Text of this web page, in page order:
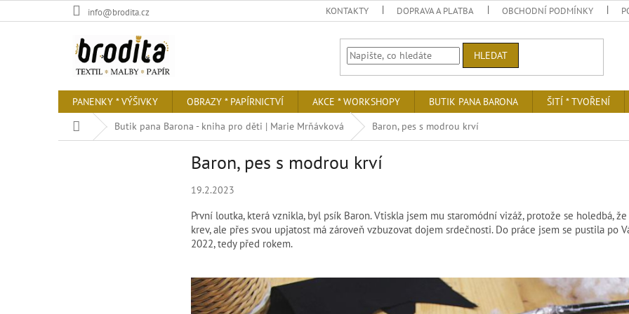
na
info@brodita.cz KONTAKTY DOPRAVA A PLATBA OBCHODNÍ PODMÍNKY
HLEDAT
PANENKY * VÝŠIVKY OBRAZY * PAPÍRNICTVÍ AKCE * WORKSHOPY BUTIK PANA BARONA ŠITÍ * TVOŘENÍ
Domů
Butik pana Barona - kniha pro děti | Marie Mrňávková Baron, pes s modrou krví
Baron, pes s modrou krví
19.2.2023
První loutka, která vznikla, byl psík Baron. Vtiskla jsem mu staromódní vizáž, protože se holedbá,
krev, ale přes svou upjatost má zároveň vzbuzovat dojem srdečnosti. Do práce jsem se pustila po
2022, tedy před rokem.